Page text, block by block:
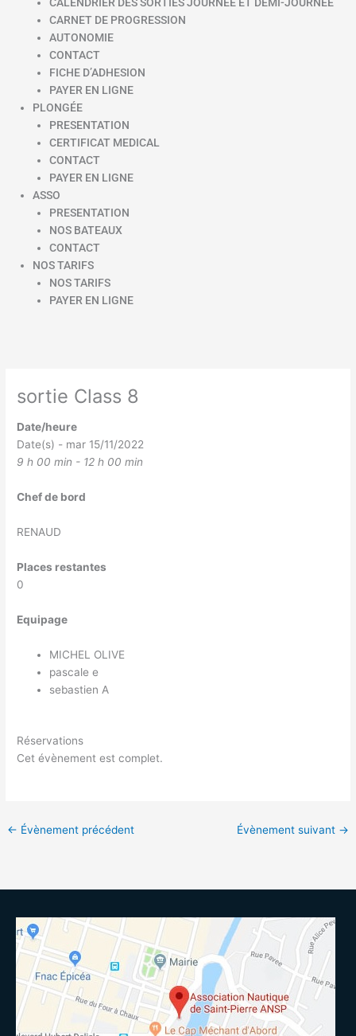
CARNET DE PROGRESSION
AUTONOMIE
CONTACT
FICHE D’ADHESION
PAYER EN LIGNE
PLONGÉE
PRESENTATION
CERTIFICAT MEDICAL
CONTACT
PAYER EN LIGNE
ASSO
PRESENTATION
NOS BATEAUX
CONTACT
NOS TARIFS
NOS TARIFS
PAYER EN LIGNE
sortie Class 8
Date/heure
Date(s) - mar 15/11/2022
9 h 00 min - 12 h 00 min
Chef de bord
RENAUD
Places restantes
0
Equipage
MICHEL OLIVE
pascale e
sebastien A
Réservations
Cet évènement est complet.
← Évènement précédent Évènement suivant →